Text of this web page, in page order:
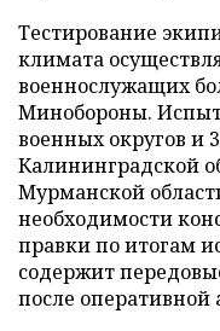
Тестирование
климата
военнослужащих
Минобороны.
военных округов и
Калининградской
Мурманской
необходимости
правки по итогам
содержит
после